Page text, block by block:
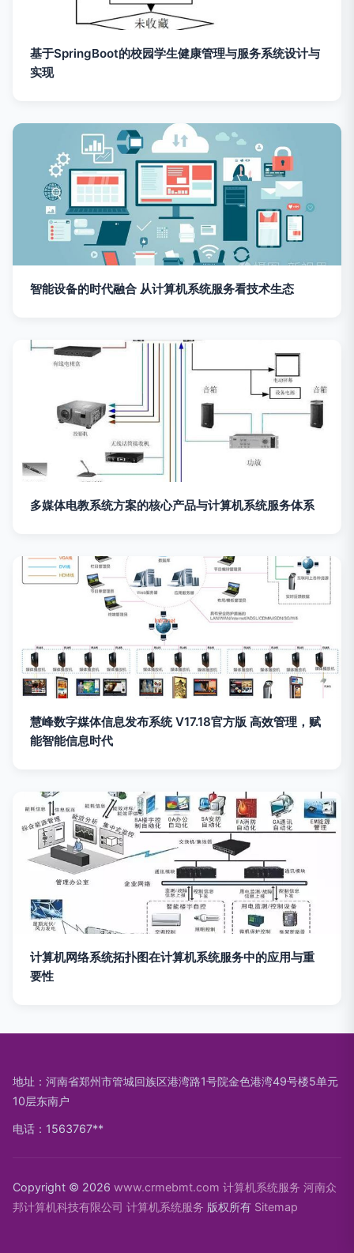
基于SpringBoot的校园学生健康管理与服务系统设计与
实现
智能设备的时代融合 从计算机系统服务看技术生态
多媒体电教系统方案的核心产品与计算机系统服务体系
慧峰数字媒体信息发布系统 V17.18官方版 高效管理，赋
能智能信息时代
计算机网络系统拓扑图在计算机系统服务中的应用与重
要性
地址：河南省郑州市管城回族区港湾路1号院金色港湾49号楼5单元
10层东南户
电话：1563767**
Copyright © 2026 www.crmebmt.com 计算机系统服务 河南众
邦计算机科技有限公司 计算机系统服务 版权所有 Sitemap